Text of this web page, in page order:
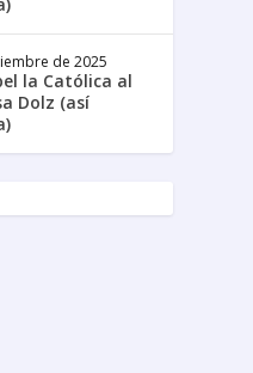
de 2025
la Católica al
Dolz (así